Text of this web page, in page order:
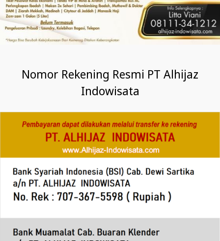
Nomor Rekening Resmi PT Alhijaz
Indowisata